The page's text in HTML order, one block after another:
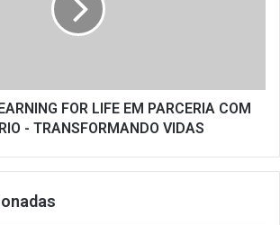
FOR LIFE EM PARCERIA COM
- TRANSFORMANDO VIDAS